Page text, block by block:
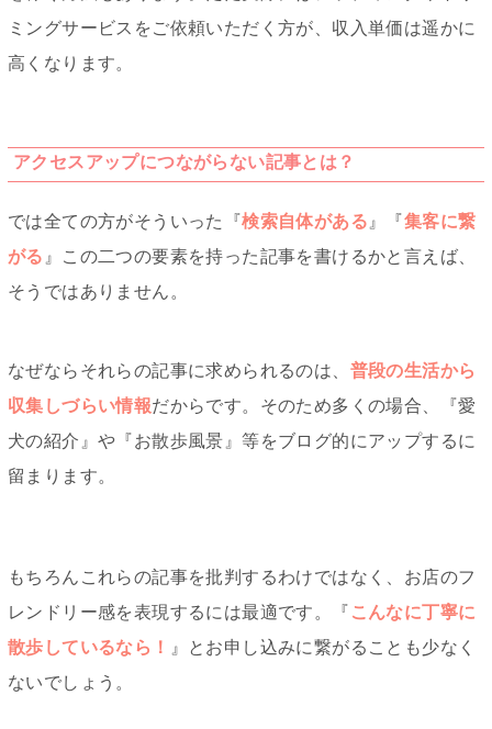
ミングサービスをご依頼いただく方が、収入単価は遥かに
高くなります。
アクセスアップにつながらない記事とは？
では全ての方がそういった『検索自体がある 』『集客に繋
がる 』この二つの要素を持った記事を書けるかと言えば、
そうではありません。
なぜならそれらの記事に求められるのは、 普段の生活から
収集しづらい情報だからです。そのため多くの場合、『愛
犬の紹介』や『お散歩風景』等をブログ的にアップするに
留まります。
もちろんこれらの記事を批判するわけではなく、お店のフ
レンドリー感を表現するには最適です。『 こんなに丁寧に
散歩しているなら！
』とお申し込みに繋がることも少なく
ないでしょう。